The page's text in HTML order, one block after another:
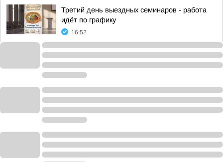
Третий день выездных семинаров - работа
идёт по графику
16:52